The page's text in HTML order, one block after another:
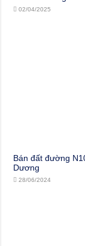
02/04/2025
Bán đất đường
Dương
28/06/2024